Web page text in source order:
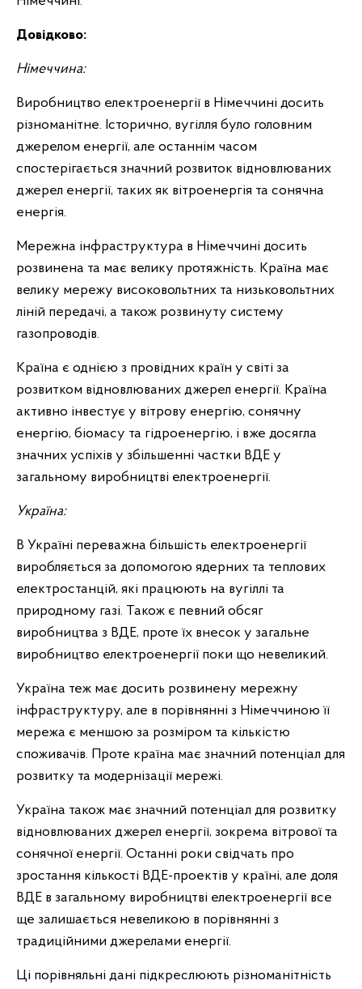
Довідково:
Німеччина:
Виробництво електроенергії в Німеччині досить
різноманітне. Історично, вугілля було головним
джерелом енергії, але останнім часом
спостерігається значний розвиток відновлюваних
джерел енергії, таких як вітроенергія та сонячна
енергія.
Мережна інфраструктура в Німеччині досить
розвинена та має велику протяжність. Країна має
велику мережу високовольтних та низьковольтних
ліній передачі, а також розвинуту систему
газопроводів.
Країна є однією з провідних країн у світі за
розвитком відновлюваних джерел енергії. Країна
активно інвестує у вітрову енергію, сонячну
енергію, біомасу та гідроенергію, і вже досягла
значних успіхів у збільшенні частки ВДЕ у
загальному виробництві електроенергії.
Україна:
В Україні переважна більшість електроенергії
виробляється за допомогою ядерних та теплових
електростанцій, які працюють на вугіллі та
природному газі. Також є певний обсяг
виробництва з ВДЕ, проте їх внесок у загальне
виробництво електроенергії поки що невеликий.
Україна теж має досить розвинену мережну
інфраструктуру, але в порівнянні з Німеччиною її
мережа є меншою за розміром та кількістю
споживачів. Проте країна має значний потенціал для
розвитку та модернізації мережі.
Україна також має значний потенціал для розвитку
відновлюваних джерел енергії, зокрема вітрової та
сонячної енергії. Останні роки свідчать про
зростання кількості ВДЕ-проектів у країні, але доля
ВДЕ в загальному виробництві електроенергії все
ще залишається невеликою в порівнянні з
традиційними джерелами енергії.
Ці порівняльні дані підкреслюють різноманітність